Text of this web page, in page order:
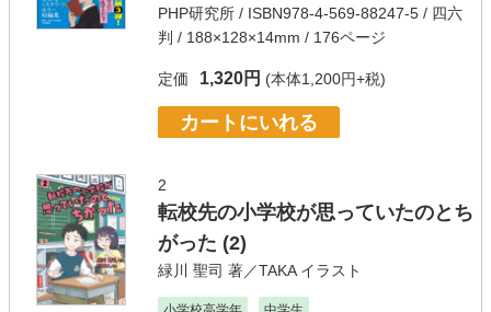
PHP研究所 / ISBN978-4-569-88247-5 / 四六
判 / 188×128×14mm / 176ページ
定価 1,320円 (本体1,200円+税)
カートにいれる
2
転校先の小学校が思っていたのとち
がった (2)
緑川 聖司 著／TAKAイラスト